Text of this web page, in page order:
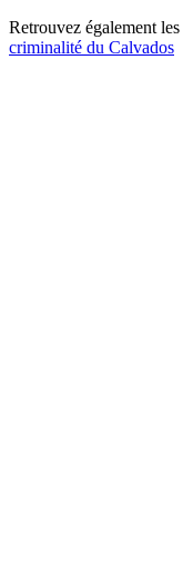
Retrouvez également les
criminalité du Calvados